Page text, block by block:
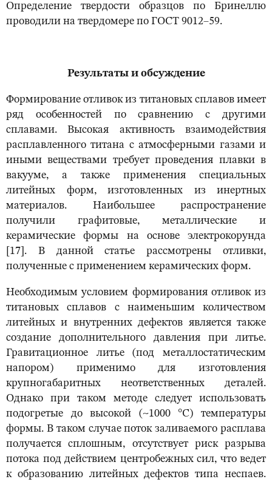
Определение твердости образцов по Бринеллю
проводили на твердомере по ГОСТ 9012–59.
Результаты и обсуждение
Формирование отливок из титановых сплавов имеет
ряд особенностей по сравнению с другими
сплавами. Высокая активность взаимодействия
расплавленного титана с атмосферными газами и
иными веществами требует проведения плавки в
вакууме, а также применения специальных
литейных форм, изготовленных из инертных
материалов. Наибольшее распространение
получили графитовые, металлические и
керамические формы на основе электрокорунда
[17]. В данной статье рассмотрены отливки,
полученные с применением керамических форм.
Необходимым условием формирования отливок из
титановых сплавов с наименьшим количеством
литейных и внутренних дефектов является также
создание дополнительного давления при литье.
Гравитационное литье (под металлостатическим
напором) применимо для изготовления
крупногабаритных неответственных деталей.
Однако при таком методе следует использовать
подогретые до высокой (~1000 °С) температуры
формы. В таком случае поток заливаемого расплава
получается сплошным, отсутствует риск разрыва
потока под действием центробежных сил, что ведет
к образованию литейных дефектов типа неспаев.